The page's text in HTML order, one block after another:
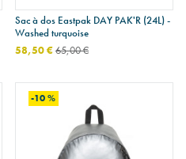
Sac à dos Eastpak DAY PAK'R (24L) -
Washed turquoise
58,50 €65,00 €
-10 %